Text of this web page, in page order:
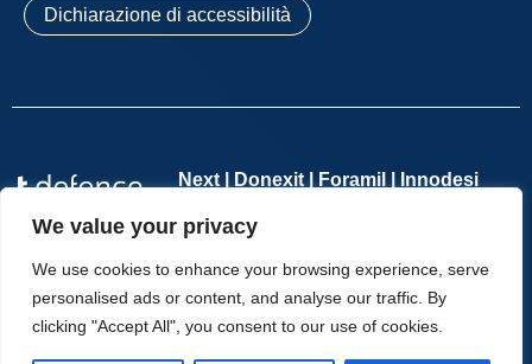
We value your privacy
We use cookies to enhance your browsing experience, serve
personalised ads or content, and analyse our traffic. By
clicking "Accept All", you consent to our use of cookies.
Dichiarazione di accessibilità
Next | Donexit | Foramil | Innodesi
Defence Tech Holding S.p.A. Società Benefit
socio unico – P.IVA 11065701002 – REA n. 1276114 – Registro
delle Imprese di Roma n. 11065701002 – Cap. Soc. €
2.554.285,70 i.v. | Copyright © T-Defence – All Rights Reserved.